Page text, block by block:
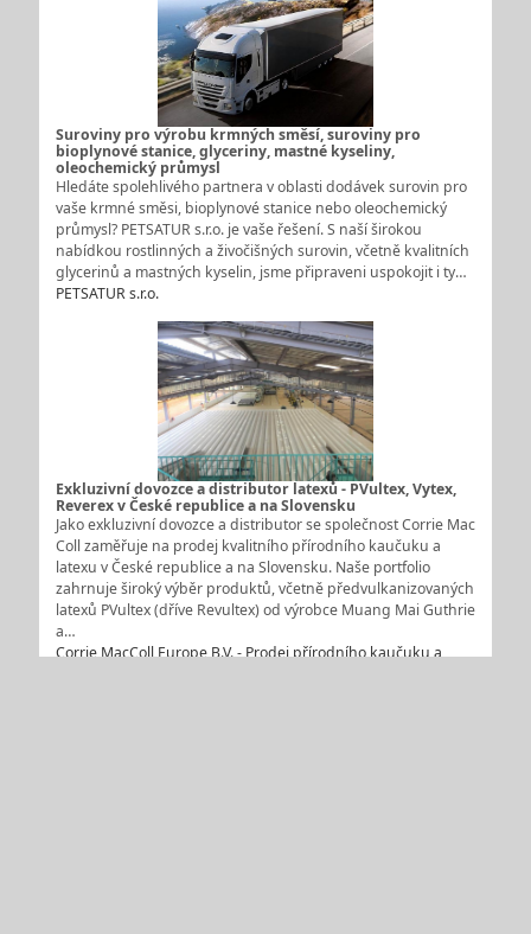
Suroviny pro výrobu krmných směsí, suroviny pro
bioplynové stanice, glyceriny, mastné kyseliny,
oleochemický průmysl
Hledáte spolehlivého partnera v oblasti dodávek surovin pro
vaše krmné směsi, bioplynové stanice nebo oleochemický
průmysl? PETSATUR s.r.o. je vaše řešení. S naší širokou
nabídkou rostlinných a živočišných surovin, včetně kvalitních
glycerinů a mastných kyselin, jsme připraveni uspokojit i ty…
PETSATUR s.r.o.
Exkluzivní dovozce a distributor latexů - PVultex, Vytex,
Reverex v České republice a na Slovensku
Jako exkluzivní dovozce a distributor se společnost Corrie Mac
Coll zaměřuje na prodej kvalitního přírodního kaučuku a
latexu v České republice a na Slovensku. Naše portfolio
zahrnuje široký výběr produktů, včetně předvulkanizovaných
latexů PVultex (dříve Revultex) od výrobce Muang Mai Guthrie
a…
Corrie MacColl Europe B.V. - Prodej přírodního kaučuku a